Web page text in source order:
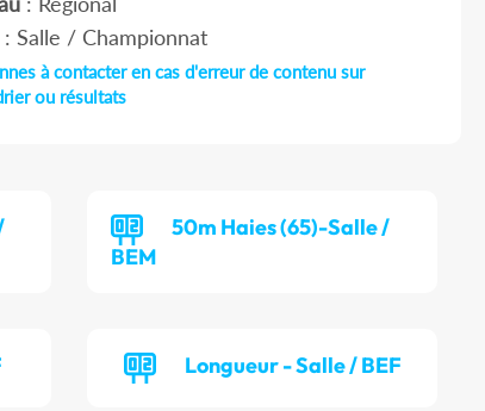
Salle / Championnat
à contacter en cas d'erreur de contenu sur
ou résultats
50m Haies (65)-Salle /
BEM
Longueur - Salle / BEF